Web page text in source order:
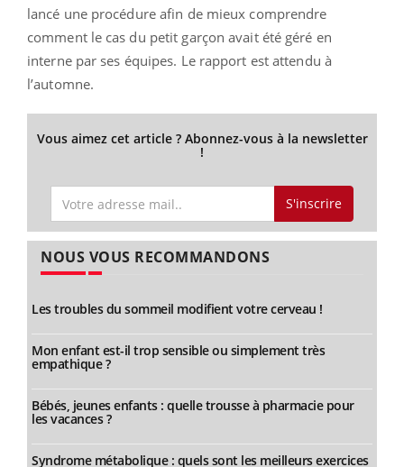
lancé une procédure afin de mieux comprendre
comment le cas du petit garçon avait été géré en
interne par ses équipes. Le rapport est attendu à
l’automne.
Vous aimez cet article ? Abonnez-vous à la newsletter
!
S'inscrire
NOUS VOUS RECOMMANDONS
Les troubles du sommeil modifient votre cerveau !
Mon enfant est-il trop sensible ou simplement très
empathique ?
Bébés, jeunes enfants : quelle trousse à pharmacie pour
les vacances ?
Syndrome métabolique : quels sont les meilleurs exercices